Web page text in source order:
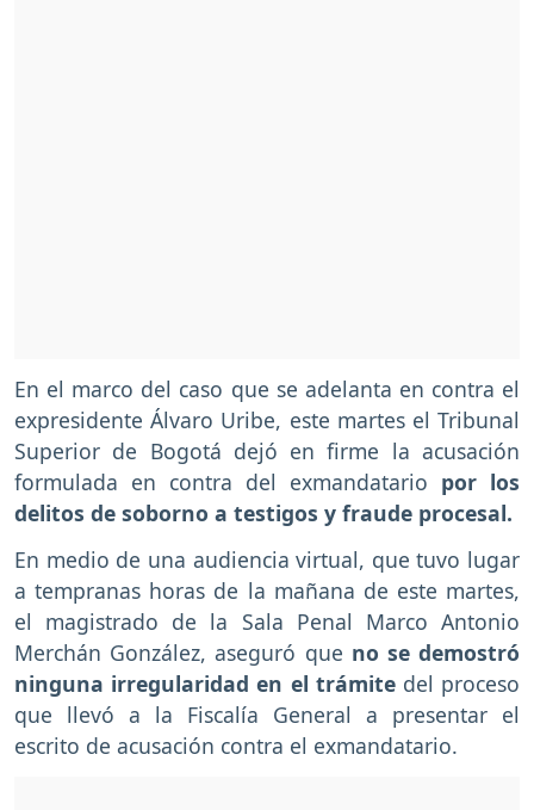
En el marco del caso que se adelanta en contra el
expresidente Álvaro Uribe, este martes el Tribunal
Superior de Bogotá dejó en firme la acusación
formulada en contra del exmandatario por los
delitos de soborno a testigos y fraude procesal.
En medio de una audiencia virtual, que tuvo lugar
a tempranas horas de la mañana de este martes,
el magistrado de la Sala Penal Marco Antonio
Merchán González, aseguró que no se demostró
ninguna irregularidad en el trámitedel proceso
que llevó a la Fiscalía General a presentar el
escrito de acusación contra el exmandatario.